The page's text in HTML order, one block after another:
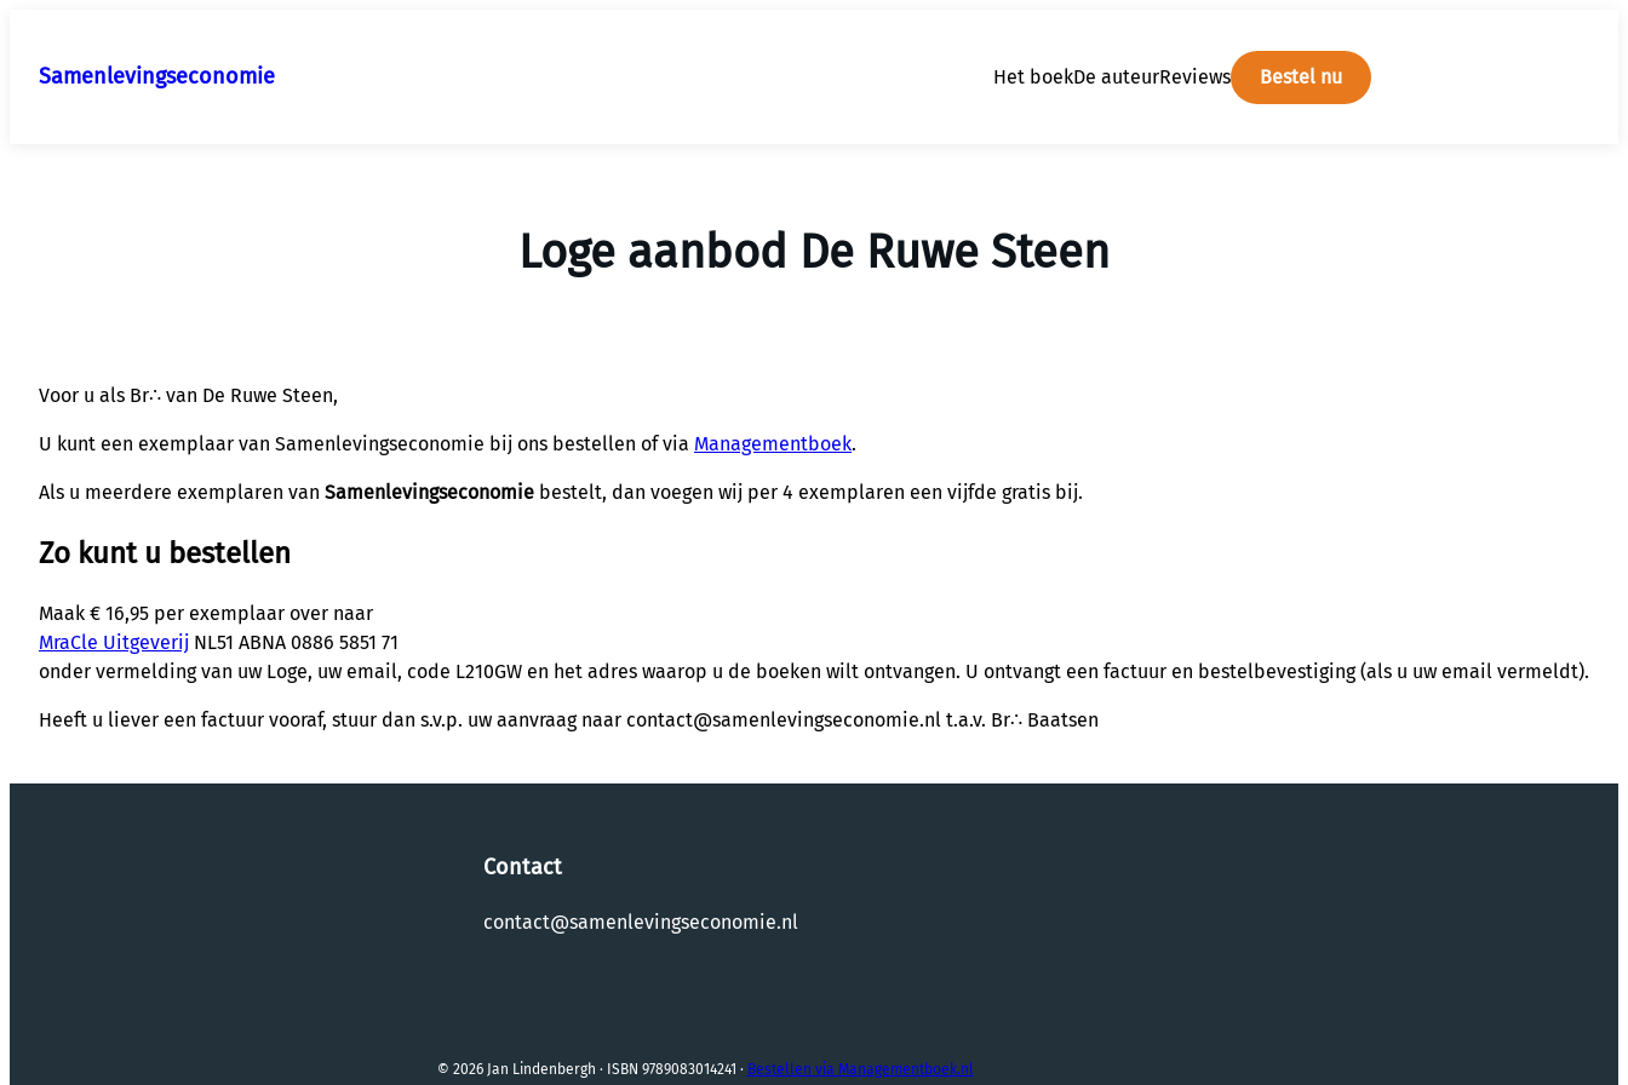
Samenlevingseconomie Het boekDe auteurReviews Bestel nu
Loge aanbod De Ruwe Steen
Voor u als Br∴ van De Ruwe Steen,
U kunt een exemplaar van Samenlevingseconomie bij ons bestellen of via Managementboek.
Als u meerdere exemplaren van Samenlevingseconomie bestelt, dan voegen wij per 4 exemplaren een vijfde gratis bij.
Zo kunt u bestellen
Maak € 16,95 per exemplaar over naar
MraCle Uitgeverij NL51 ABNA 0886 5851 71
onder vermelding van uw Loge, uw email, code L210GW en het adres waarop u de boeken wilt ontvangen. U ontvangt een factuur en bestelbevestiging (als u uw email vermeldt).
Heeft u liever een factuur vooraf, stuur dan s.v.p. uw aanvraag naar contact@samenlevingseconomie.nl t.a.v. Br∴ Baatsen
Contact
contact@samenlevingseconomie.nl
© 2026 Jan Lindenbergh · ISBN 9789083014241 · Bestellen via Managementboek.nl